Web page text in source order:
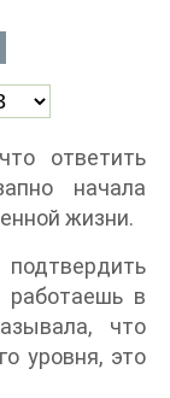
ответить
начала
жизни.
работаешь в
что
уровня, это